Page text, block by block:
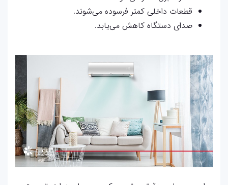
قطعات داخلی کمتر فرسوده می‌شوند.
صدای دستگاه کاهش می‌یابد.